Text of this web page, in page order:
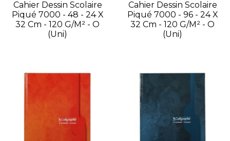
Cahier Dessin Scolaire
Piqué 7000 - 48 - 24 X
32 Cm - 120 G/m² - O
(uni)
Cahier Dessin Scolaire
Piqué 7000 - 96 - 24 X
32 Cm - 120 G/m² - O
(uni)